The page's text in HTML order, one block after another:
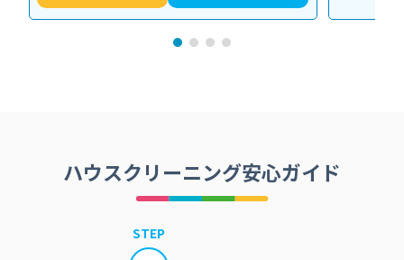
ハウスクリーニング安心ガイド
STEP